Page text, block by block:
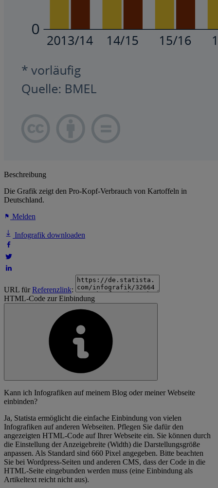
Beschreibung
Die Grafik zeigt den Pro-Kopf-Verbrauch von Kartoffeln in
Deutschland.
Melden
Infografik downloaden
URL fürReferenzlink:
HTML-Code zur Einbindung
Kann ich Infografiken auf meinem Blog oder meiner Webseite
einbinden?
Ja, Statista ermöglicht die einfache Einbindung von vielen
Infografiken auf anderen Webseiten. Pflegen Sie dafür den
angezeigten HTML-Code auf Ihrer Webseite ein. Sie können durch
die Einstellung der Anzeigebreite (Width) die Darstellungsgröße
anpassen. Als Standard sind 660 Pixel angegeben. Bitte beachten
Sie bei Wordpress-Seiten und anderen CMS, dass der Code in die
HTML-Seite eingebunden werden muss (eine Einbindung als
Artikeltext reicht nicht aus).